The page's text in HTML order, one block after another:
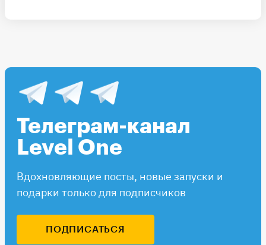
Телеграм-канал
Level One
Вдохновляющие посты, новые запуски и
подарки только для подписчиков
ПОДПИСАТЬСЯ